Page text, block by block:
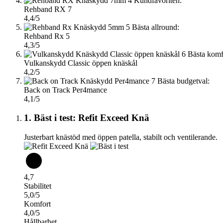
Rehband RX 7
4,4/5
5 Bästa allround:
Rehband Rx 5
4,3/5
6 Bästa
Vulkanskydd Classic öppen knäskål
4,2/5
7 Bästa budgetval:
Back on Track Per4mance
4,1/5
1. Bäst i test: Refit Exceed Knä
Justerbart knästöd med öppen patella, stabilt och ventilerande.
4,7
Stabilitet
5,0/5
Komfort
4,0/5